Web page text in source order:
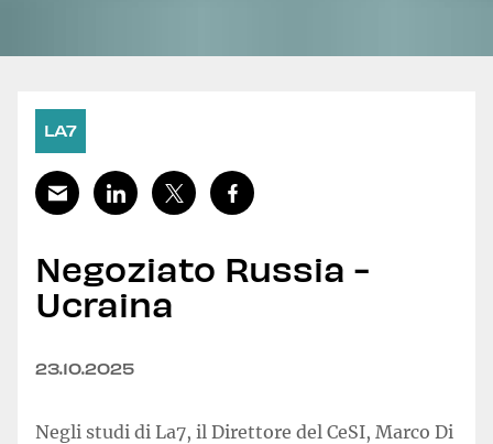
LA7
Negoziato Russia -
Ucraina
23.10.2025
Negli studi di La7, il Direttore del CeSI, Marco Di